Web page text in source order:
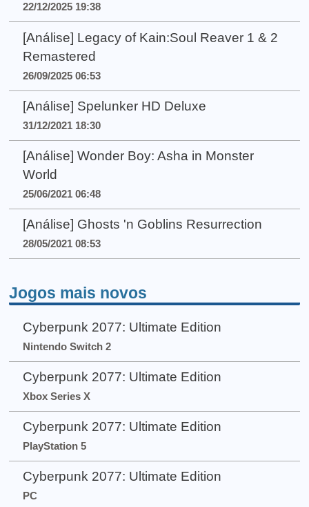
22/12/2025 19:38
[Análise] Legacy of Kain:Soul Reaver 1 & 2
Remastered
26/09/2025 06:53
[Análise] Spelunker HD Deluxe
31/12/2021 18:30
[Análise] Wonder Boy: Asha in Monster
World
25/06/2021 06:48
[Análise] Ghosts 'n Goblins Resurrection
28/05/2021 08:53
Jogos mais novos
Cyberpunk 2077: Ultimate Edition
Nintendo Switch 2
Cyberpunk 2077: Ultimate Edition
Xbox Series X
Cyberpunk 2077: Ultimate Edition
PlayStation 5
Cyberpunk 2077: Ultimate Edition
PC